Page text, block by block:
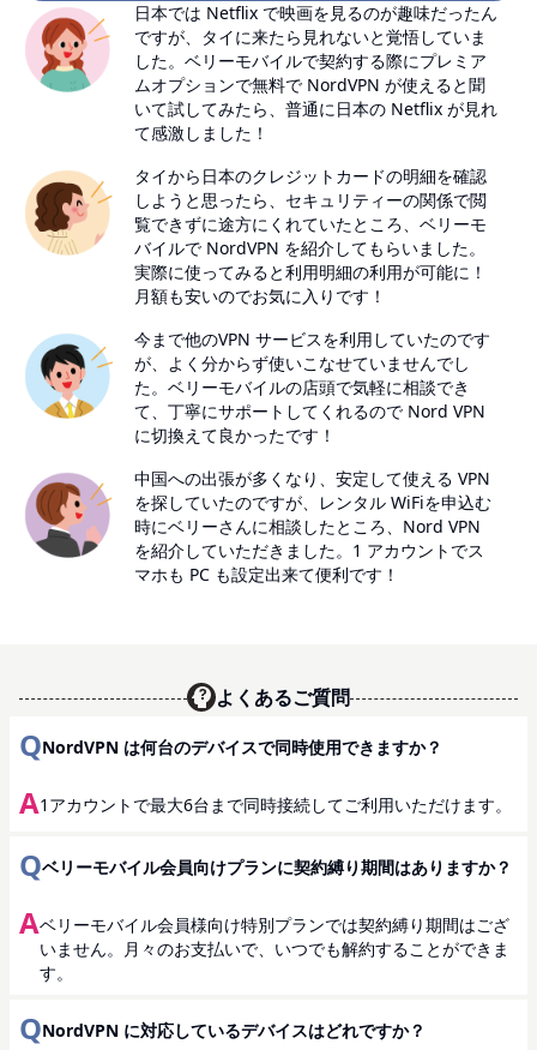
日本では Netflix で映画を見るのが趣味だったん
ですが、タイに来たら見れないと覚悟していま
した。ベリーモバイルで契約する際にプレミア
ムオプションで無料で NordVPN が使えると聞
いて試してみたら、普通に日本の Netflix が見れ
て感激しました！
タイから日本のクレジットカードの明細を確認
しようと思ったら、セキュリティーの関係で閲
覧できずに途方にくれていたところ、ベリーモ
バイルで NordVPN を紹介してもらいました。
実際に使ってみると利用明細の利用が可能に！
月額も安いのでお気に入りです！
今まで他のVPN サービスを利用していたのです
が、よく分からず使いこなせていませんでし
た。ベリーモバイルの店頭で気軽に相談でき
て、丁寧にサポートしてくれるので Nord VPN
に切換えて良かったです！
中国への出張が多くなり、安定して使える VPN
を探していたのですが、レンタル WiFiを申込む
時にベリーさんに相談したところ、Nord VPN
を紹介していただきました。1 アカウントでス
マホも PC も設定出来て便利です！
よくあるご質問
QNordVPN は何台のデバイスで同時使用できますか？
A1アカウントで最大6台まで同時接続してご利用いただけます。
Qベリーモバイル会員向けプランに契約縛り期間はありますか？
Aベリーモバイル会員様向け特別プランでは契約縛り期間はござ
いません。月々のお支払いで、いつでも解約することができま
す。
QNordVPN に対応しているデバイスはどれですか？